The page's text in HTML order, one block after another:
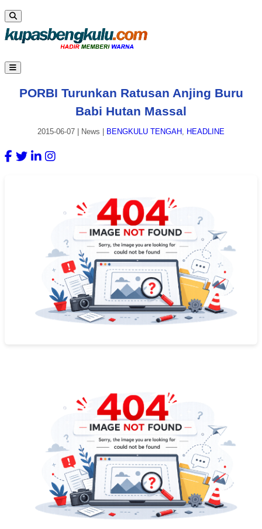
PORBI Turunkan Ratusan Anjing Buru
Babi Hutan Massal
2015-06-07 News BENGKULU TENGAH, HEADLINE